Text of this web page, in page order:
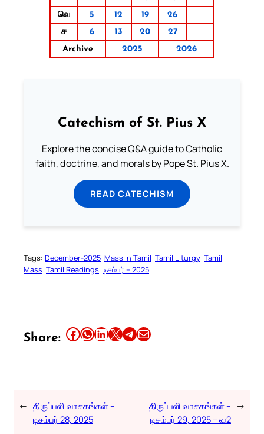
வெ
5 12 19
26
ச
6 13 20
27
Archive
2025 2026
Catechism of St. Pius X
Explore the concise Q&A guide to Catholic
faith, doctrine, and morals by Pope St. Pius X.
READ CATECHISM
Tags: December-2025 Mass in Tamil Tamil Liturgy Tamil
Mass Tamil Readings டிசம்பர் – 2025
Share: Share this article on Facebook Share this article on WhatsApp Share this article on LinkedIn Share this article on X Share this article on TelegramEmail this Article
← திருப்பலி வாசகங்கள் –
டிசம்பர் 28, 2025
திருப்பலி வாசகங்கள் –
டிசம்பர் 29, 2025 – வ2
→